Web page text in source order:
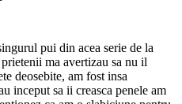
pui din acea serie de la
ma avertizau sa nu il
deosebite, am fost insa
inceput sa ii creasca penele am